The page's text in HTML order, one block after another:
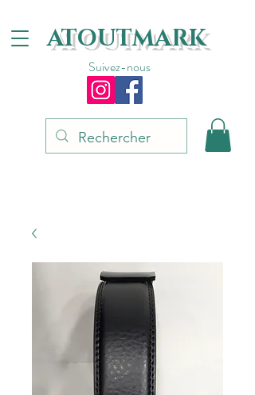
ATOUTMARK
Suivez-nous